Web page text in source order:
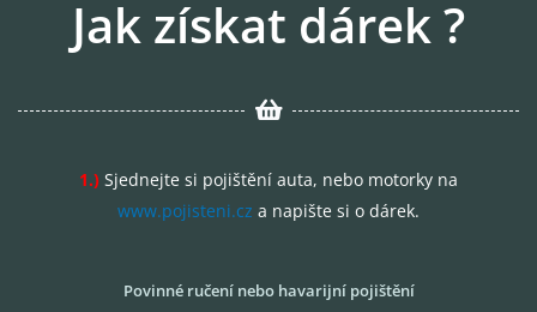
Jak získat dárek ?
1.) Sjednejte si pojištění auta, nebo motorky na
www.pojisteni.cz a napište si o dárek.
Povinné ručení nebo havarijní pojištění